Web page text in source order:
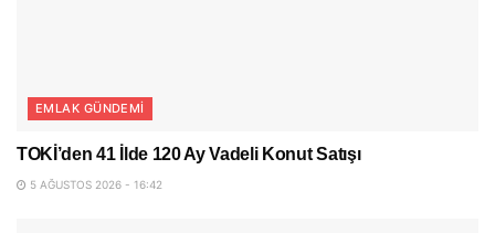
EMLAK GÜNDEMI
TOKİ’den 41 İlde 120 Ay Vadeli Konut Satışı
5 AĞUSTOS 2026 - 16:42